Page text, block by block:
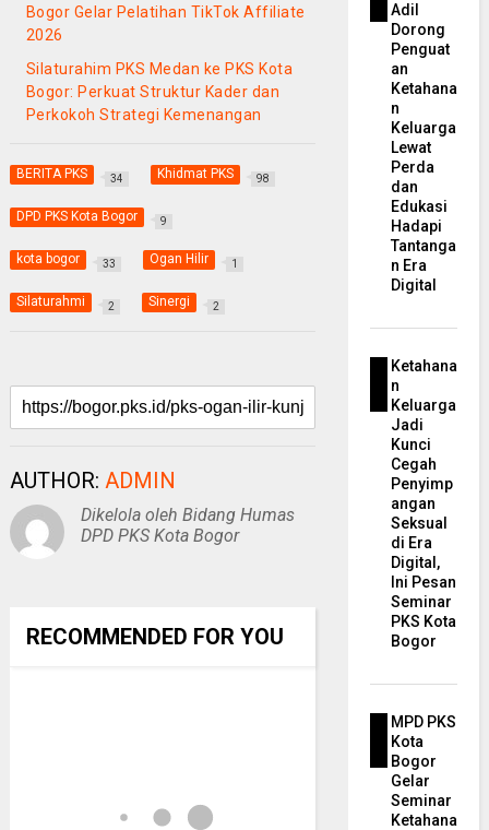
Bogor Gelar Pelatihan TikTok Affiliate
2026
Silaturahim PKS Medan ke PKS Kota
Bogor: Perkuat Struktur Kader dan
Perkokoh Strategi Kemenangan
BERITA PKS 34 Khidmat PKS 98
DPD PKS Kota Bogor 9
kota bogor 33 Ogan Hilir 1
Silaturahmi 2 Sinergi 2
AUTHOR: ADMIN
Dikelola oleh Bidang Humas
DPD PKS Kota Bogor
RECOMMENDED FOR YOU
Adil
Dorong
Penguat
an
Ketahana
n
Keluarga
Lewat
Perda
dan
Edukasi
Hadapi
Tantanga
n Era
Digital
Ketahana
n
Keluarga
Jadi
Kunci
Cegah
Penyimp
angan
Seksual
di Era
Digital,
Ini Pesan
Seminar
PKS Kota
Bogor
MPD PKS
Kota
Bogor
Gelar
Seminar
Ketahana